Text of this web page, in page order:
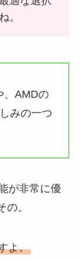
。
、AMDの
みの一つ
が非常に優
。
よ。